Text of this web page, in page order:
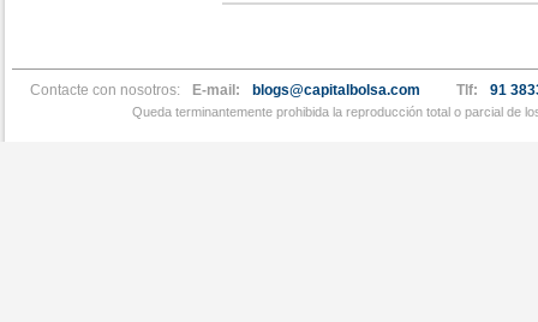
Contacte con nosotros: E-mail: blogs@capitalbolsa.com Tlf: 91
Queda terminantemente prohibida la reproducción total o parcial de